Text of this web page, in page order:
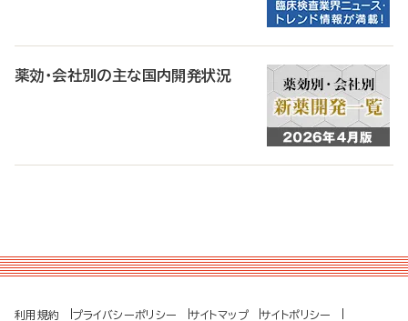
薬効・会社別の主な国内開発状況
利用規約 プライバシーポリシー サイトマップ サイトポリシー